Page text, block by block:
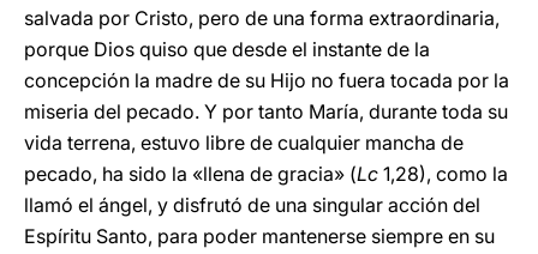
salvada por Cristo, pero de una forma extraordinaria,
porque Dios quiso que desde el instante de la
concepción la madre de su Hijo no fuera tocada por la
miseria del pecado. Y por tanto María, durante toda su
vida terrena, estuvo libre de cualquier mancha de
pecado, ha sido la «llena de gracia» (Lc 1,28), como la
llamó el ángel, y disfrutó de una singular acción del
Espíritu Santo, para poder mantenerse siempre en su